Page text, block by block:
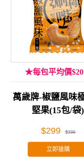
★每包平均價
萬歲牌-椒鹽風味
堅果(15包/袋)
$299 $330
立即搶購